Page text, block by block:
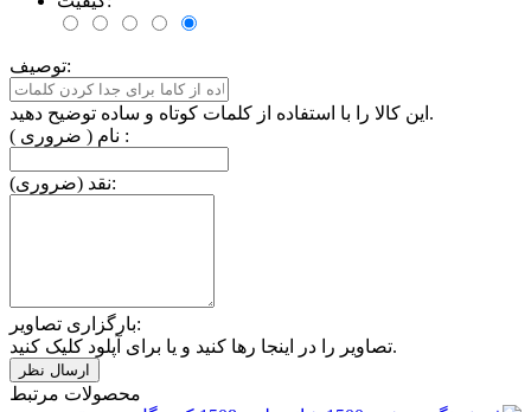
توصیف:
این کالا را با استفاده از کلمات کوتاه و ساده توضیح دهید.
نام ( ضروری ) :
نقد (ضروری):
بارگزاری تصاویر:
تصاویر را در اینجا رها کنید و یا برای آپلود کلیک کنید.
محصولات مرتبط